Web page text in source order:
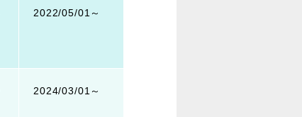
2022/05/01～
2024/03/01～